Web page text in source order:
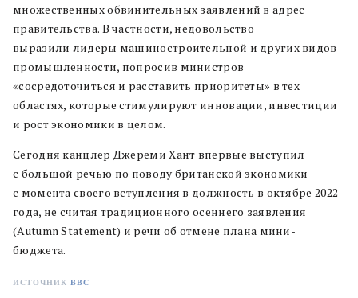
множественных обвинительных заявлений в адрес
правительства. В частности, недовольство
выразили лидеры машиностроительной и других видов
промышленности, попросив министров
«сосредоточиться и расставить приоритеты» в тех
областях, которые стимулируют инновации, инвестиции
и рост экономики в целом.
Сегодня канцлер Джереми Хант впервые выступил
с большой речью по поводу британской экономики
с момента своего вступления в должность в октябре 2022
года, не считая традиционного осеннего заявления
(Autumn Statement) и речи об отмене плана мини-
бюджета.
ИСТОЧНИК ВВС